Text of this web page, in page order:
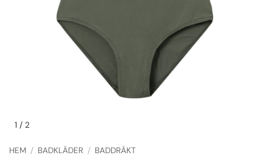
1 / 2
HEM / BADKLÄDER / BADDRÄKT